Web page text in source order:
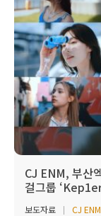
CJ ENM, 부산
걸그룹
보도자료
CJ